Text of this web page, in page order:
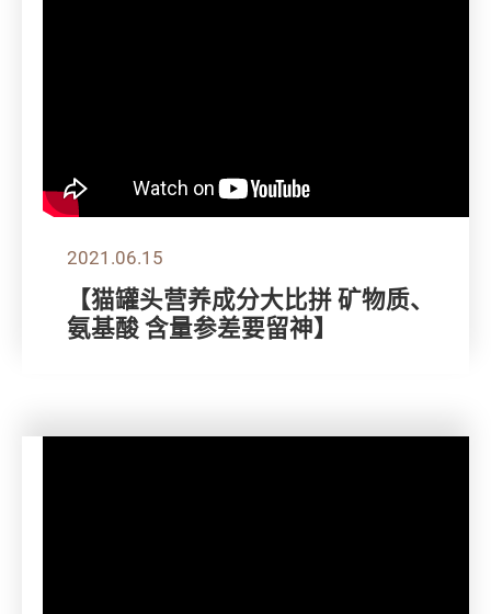
2021.06.15
【猫罐头营养成分大比拼 矿物质、
氨基酸 含量参差要留神】